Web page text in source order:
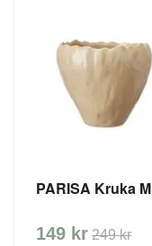
PARISA Kruka M
149 kr 249 kr